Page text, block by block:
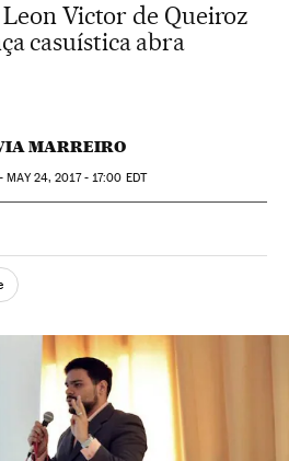
Victor de Queiroz
casuística abra
MARREIRO
-MAY24, 2017 - 17:00 EDT
Redes Sociales